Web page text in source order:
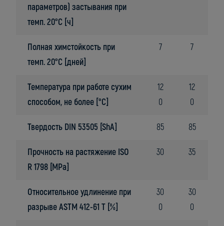
параметров) застывания при
темп. 20°C [ч]
Полная химстойкость при
темп. 20°C [дней]
7 7
Температура при работе сухим
способом, не более [°C]
12
0
12
0
Твердость DIN 53505 [ShA] 85 85
Прочность на растяжение ISO
R 1798 [MPa]
30 35
Относительное удлинение при
разрыве ASTM 412-61 T [%]
30
0
30
0